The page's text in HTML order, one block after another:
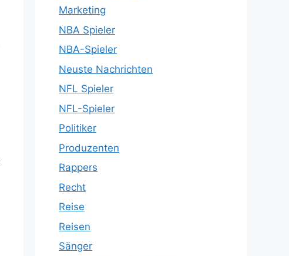
Marketing
NBA Spieler
NBA-Spieler
Neuste Nachrichten
NFL Spieler
NFL-Spieler
Politiker
Produzenten
Rappers
Recht
Reise
Reisen
Sänger